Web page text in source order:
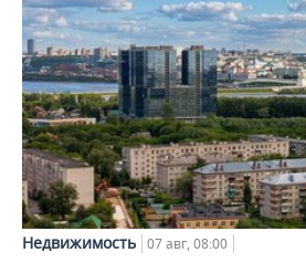
Недвижимость 07 авг, 08:00